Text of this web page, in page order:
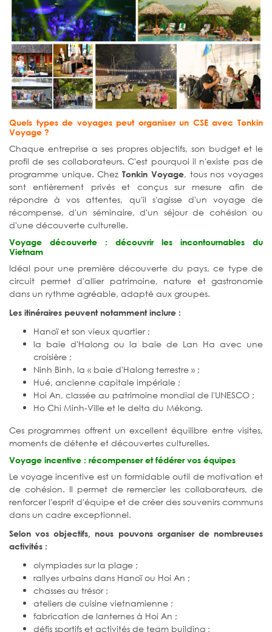
Quels types de voyages peut organiser un CSE avec Tonkin
Voyage ?
Chaque entreprise a ses propres objectifs, son budget et le
profil de ses collaborateurs. C'est pourquoi il n'existe pas de
programme unique. ChezTonkin Voyage, tous nos voyages
sont entièrement privés et conçus sur mesure afin de
répondre à vos attentes, qu'il s'agisse d'un voyage de
récompense, d'un séminaire, d'un séjour de cohésion ou
d'une découverte culturelle.
Voyage découverte : découvrir les incontournables du
Vietnam
Idéal pour une première découverte du pays, ce type de
circuit permet d'allier patrimoine, nature et gastronomie
dans un rythme agréable, adapté aux groupes.
Les itinéraires peuvent notamment inclure :
Hanoï et son vieux quartier ;
la baie d'Halong ou la baie de Lan Ha avec une
croisière ;
Ninh Binh, la « baie d'Halong terrestre » ;
Hué, ancienne capitale impériale ;
Hoi An, classée au patrimoine mondial de l'UNESCO ;
Ho Chi Minh-Ville et le delta du Mékong.
Ces programmes offrent un excellent équilibre entre visites,
moments de détente et découvertes culturelles.
Voyage incentive : récompenser et fédérer vos équipes
Le voyage incentive est un formidable outil de motivation et
de cohésion. Il permet de remercier les collaborateurs, de
renforcer l'esprit d'équipe et de créer des souvenirs communs
dans un cadre exceptionnel.
Selon vos objectifs, nous pouvons organiser de nombreuses
activités :
olympiades sur la plage ;
rallyes urbains dans Hanoï ou Hoi An ;
chasses au trésor ;
ateliers de cuisine vietnamienne ;
fabrication de lanternes à Hoi An ;
défis sportifs et activités de team building ;